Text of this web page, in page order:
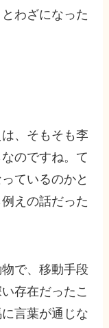
わざになった
、そもそも李
のですね。て
ているのかと
えの話だった
で、移動手段
存在だったこ
言葉が通じな